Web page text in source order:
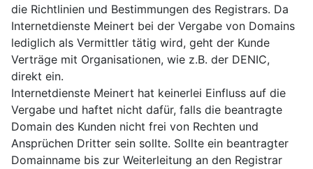
die Richtlinien und Bestimmungen des Registrars. Da
Internetdienste Meinert bei der Vergabe von Domains
lediglich als Vermittler tätig wird, geht der Kunde
Verträge mit Organisationen, wie z.B. der DENIC,
direkt ein.
Internetdienste Meinert hat keinerlei Einfluss auf die
Vergabe und haftet nicht dafür, falls die beantragte
Domain des Kunden nicht frei von Rechten und
Ansprüchen Dritter sein sollte. Sollte ein beantragter
Domainname bis zur Weiterleitung an den Registrar